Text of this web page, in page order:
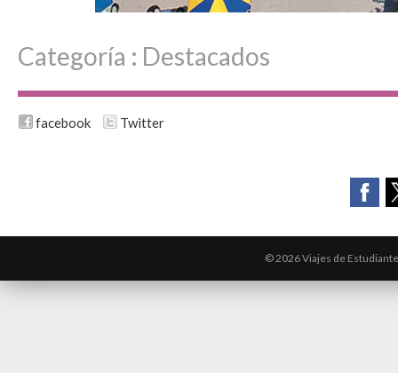
Categoría : Destacados
facebook Twitter
© 2026 Viajes de